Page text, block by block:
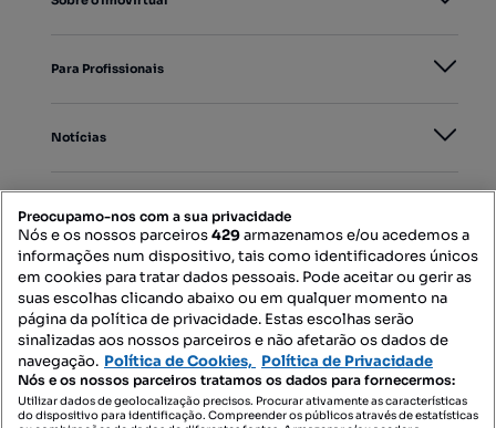
Para Profissionais
Notícias
Mapa do Site
Contacte-nos
SIGA-NOS:
Preocupamo-nos com a sua privacidade
Nós e os nossos parceiros429armazenamos e/ou acedemos a
informações num dispositivo, tais como identificadores únicos
em cookies para tratar dados pessoais. Pode aceitar ou gerir as
suas escolhas clicando abaixo ou em qualquer momento na
página da política de privacidade. Estas escolhas serão
sinalizadas aos nossos parceiros e não afetarão os dados de
navegação. Política de Cookies, Política de Privacidade
Nós e os nossos parceiros tratamos os dados para fornecermos:
Utilizar dados de geolocalização precisos. Procurar ativamente as características
do dispositivo para identificação. Compreender os públicos através de estatísticas